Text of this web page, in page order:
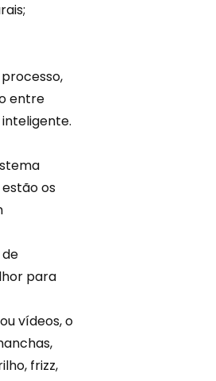
entre
os
para
vídeos, o
frizz,